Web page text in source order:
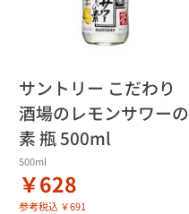
サントリー こだわり
酒場のレモンサワーの
素 瓶 500ml
500ml
￥628
参考税込 ￥691